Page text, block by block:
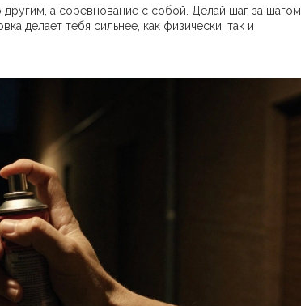
а соревнование с собой. Делай шаг за шагом,
делает тебя сильнее, как физически, так и